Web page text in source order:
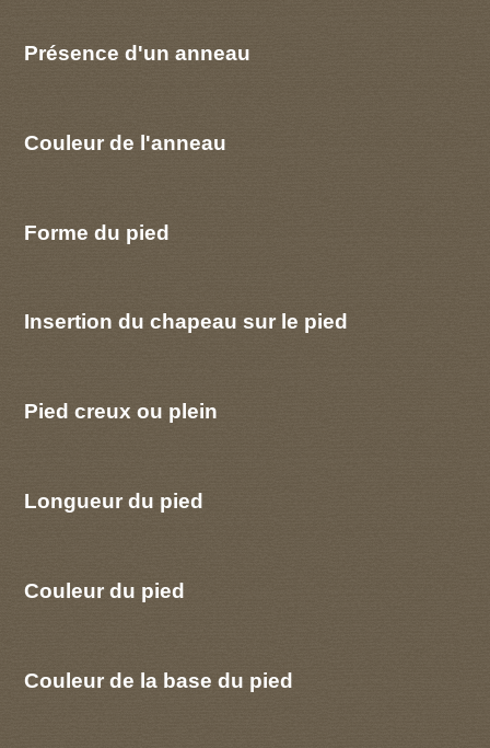
Présence d'un anneau
Couleur de l'anneau
Forme du pied
Insertion du chapeau sur le pied
Pied creux ou plein
Longueur du pied
Couleur du pied
Couleur de la base du pied